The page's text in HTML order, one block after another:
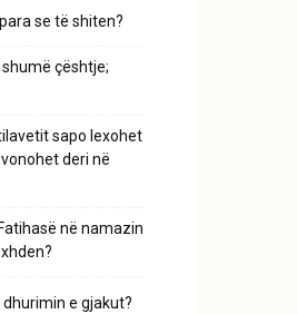
se të shiten?
çështje;
sapo lexohet
deri në
në namazin
e gjakut?